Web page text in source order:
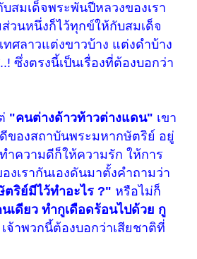
สมเด็จพระพันปีหลวงของเรา
ส่วนหนึ่งก็ไว้ทุกข์ให้กับสมเด็จ
ศลาวแต่งขาวบ้าง แต่งดำบ้าง
ซึ่งตรงนี้เป็นเรื่องที่ต้องบอกว่า
"คนต่างด้าวท้าวต่างแดน" เขา
ของสถาบันพระมหากษัตริย์ อยู่
ความดีก็ให้ความรัก ให้การ
งเรากันเองดันมาตั้งคำถามว่า
ริย์มีไว้ทำอะไร ?" หรือไม่ก็
เดียว ทำกูเดือดร้อนไปด้วย กู
เจ้าพวกนี้ต้องบอกว่าเสียชาติที่